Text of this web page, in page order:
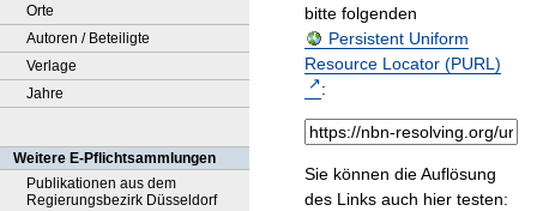
Orte
Autoren / Beteiligte
Verlage
Jahre
Weitere E-Pflichtsammlungen
Publikationen aus dem
Regierungsbezirk Düsseldorf
bitte folgenden
Persistent Uniform
Resource Locator (PURL)
:
Sie können die Auflösung
des Links auch hier testen: